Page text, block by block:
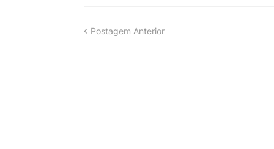
Postagem Anterior